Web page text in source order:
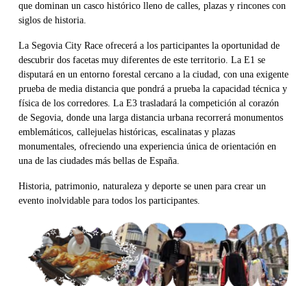
que dominan un casco histórico lleno de calles, plazas y rincones con
siglos de historia.
La Segovia City Race ofrecerá a los participantes la oportunidad de
descubrir dos facetas muy diferentes de este territorio. La E1 se
disputará en un entorno forestal cercano a la ciudad, con una exigente
prueba de media distancia que pondrá a prueba la capacidad técnica y
física de los corredores. La E3 trasladará la competición al corazón
de Segovia, donde una larga distancia urbana recorrerá monumentos
emblemáticos, callejuelas históricas, escalinatas y plazas
monumentales, ofreciendo una experiencia única de orientación en
una de las ciudades más bellas de España.
Historia, patrimonio, naturaleza y deporte se unen para crear un
evento inolvidable para todos los participantes.